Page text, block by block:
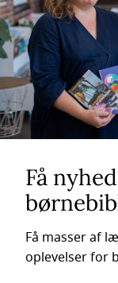
Få
Få masser af
oplevelser for